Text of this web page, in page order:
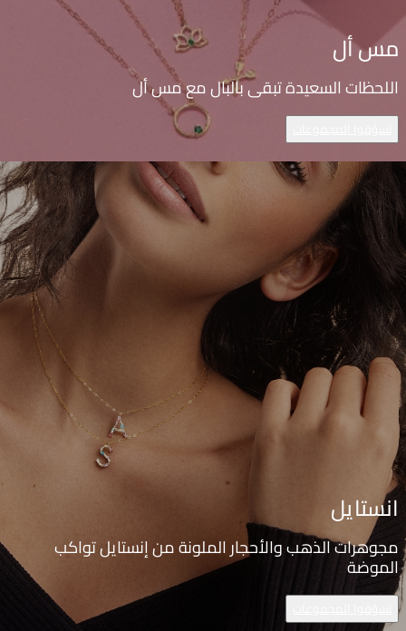
مس أل
اللحظات السعيدة تبقى بالبال مع مس أل
انستايل
مجوهرات الذهب والأحجار الملونة من إنستايل تواكب
الموضة